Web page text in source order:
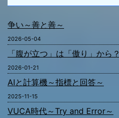
争い～善と善～
2026-05-04
「腹が立つ」は「傲り」から？
2026-01-21
AIと計算機～指標と回答～
2025-11-15
VUCA時代～Try and Error～